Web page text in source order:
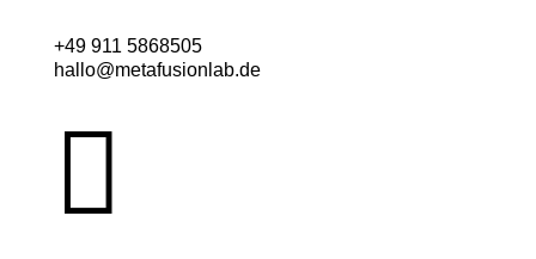
+49 911 5868505
hallo@metafusionlab.de
